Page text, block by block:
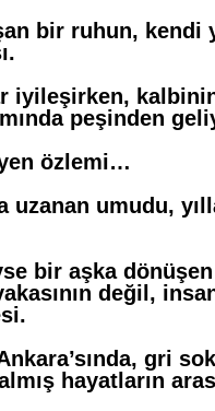
bir ruhun, kendi
iyileşirken,
peşinden
özlemi…
uzanan umudu,
bir aşka
değil,
gri
hayatların